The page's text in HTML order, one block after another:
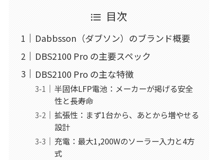
目次
Dabbsson（ダブソン）のブランド概要
DBS2100 Pro の主要スペック
DBS2100 Pro の主な特徴
半固体LFP電池：メーカーが掲げる安全
性と長寿命
拡張性：まず1台から、あとから増やせる
設計
充電：最大1,200Wのソーラー入力と4方
式